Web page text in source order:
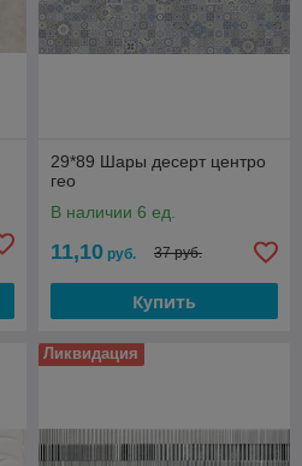
29*89 Шары десерт центро
гео
В наличии 6 ед.
11,10 руб. 37 руб.
Купить
Ликвидация